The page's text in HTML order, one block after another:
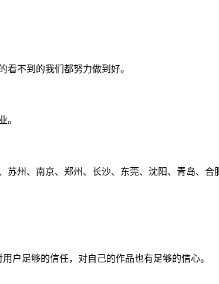
不到的我们都努力做到好。
。
州、南京、郑州、长沙、东莞、沈阳、青岛、合
户足够的信任，对自己的作品也有足够的信心。